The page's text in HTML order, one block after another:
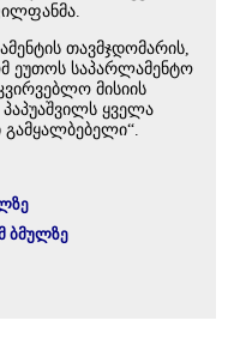
თავმჯდომარის,
ეუთოს საპარლამენტო
მისიის
პაპუაშვილს ყველა
გამყალბებელი“.
ბმულზე